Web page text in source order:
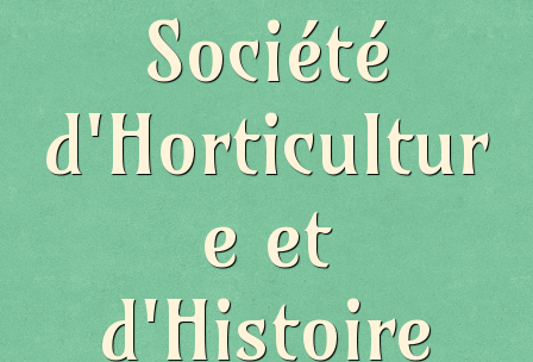
Société
d'Horticultur
e et
d'Histoire